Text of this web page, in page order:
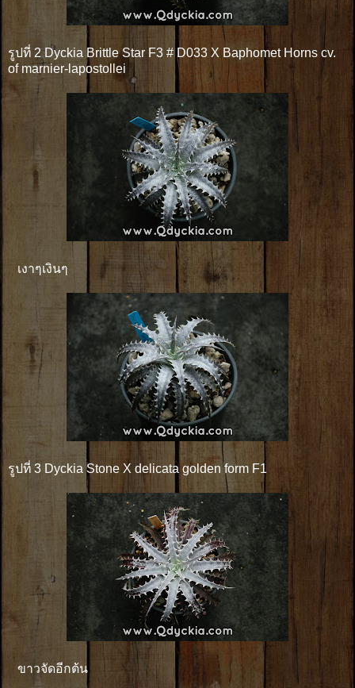
รูปที่ 2 Dyckia Brittle Star F3 # D033 X Baphomet Horns cv.
of marnier-lapostollei
เงาๆเงินๆ
รูปที่ 3 Dyckia Stone X delicata golden form F1
ขาวจัดอีกต้น